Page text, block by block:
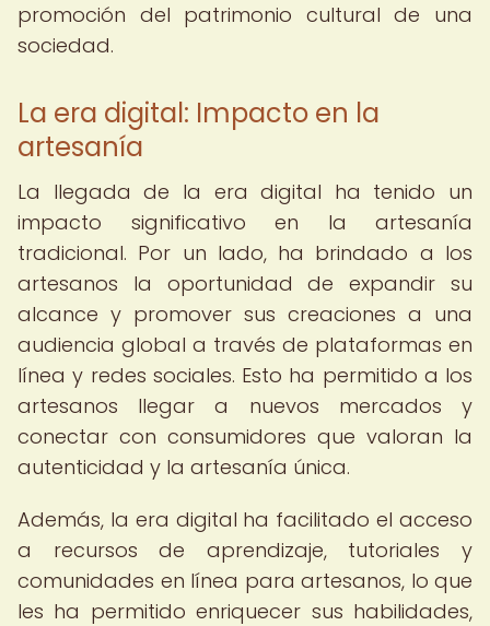
promoción del patrimonio cultural de una
sociedad.
La era digital: Impacto en la
artesanía
La llegada de la era digital ha tenido un
impacto significativo en la artesanía
tradicional. Por un lado, ha brindado a los
artesanos la oportunidad de expandir su
alcance y promover sus creaciones a una
audiencia global a través de plataformas en
línea y redes sociales. Esto ha permitido a los
artesanos llegar a nuevos mercados y
conectar con consumidores que valoran la
autenticidad y la artesanía única.
Además, la era digital ha facilitado el acceso
a recursos de aprendizaje, tutoriales y
comunidades en línea para artesanos, lo que
les ha permitido enriquecer sus habilidades,